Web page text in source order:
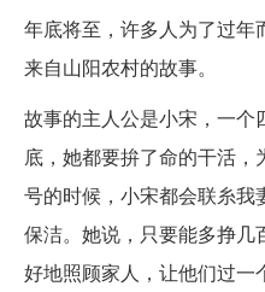
年底将至，许多人为了过年
来自山阳农村的故事。
故事的主人公是小宋，一
底，她都要拚了命的干活
号的时候，小宋都会联糸我
保洁。她说，只要能多挣几
好地照顾家人，让他们过一